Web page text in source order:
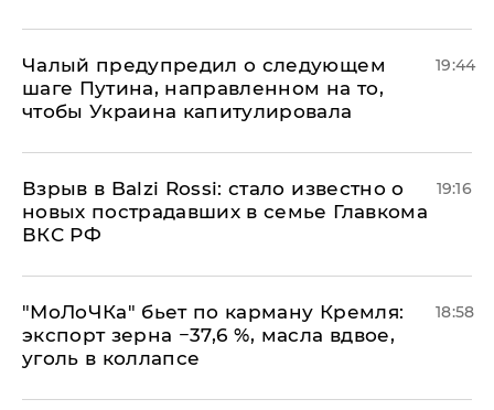
Чалый предупредил о следующем
шаге Путина, направленном на то,
чтобы Украина капитулировала
19:44
Взрыв в Balzi Rossi: стало известно о
новых пострадавших в семье Главкома
ВКС РФ
19:16
​"МоЛоЧКа" бьет по карману Кремля:
экспорт зерна −37,6 %, масла вдвое,
уголь в коллапсе
18:58